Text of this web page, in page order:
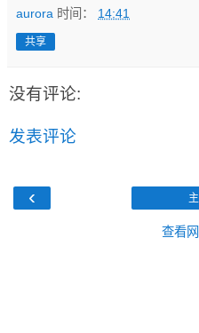
aurora 时间： 14:41
共享
没有评论:
发表评论
‹
查看